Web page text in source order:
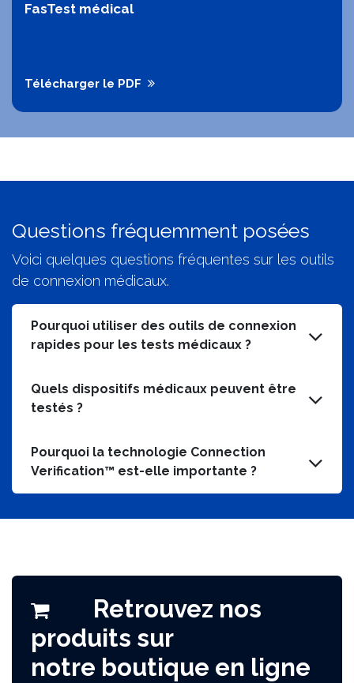
FasTest médical
Télécharger le PDF
Questions fréquemment posées
Voici quelques questions fréquentes sur les outils
de connexion médicaux.
Pourquoi utiliser des outils de connexion
rapides pour les tests médicaux ?
Quels dispositifs médicaux peuvent être
Pourquoi la technologie Connection
Retrouvez nos
produits sur
notre boutique en ligne